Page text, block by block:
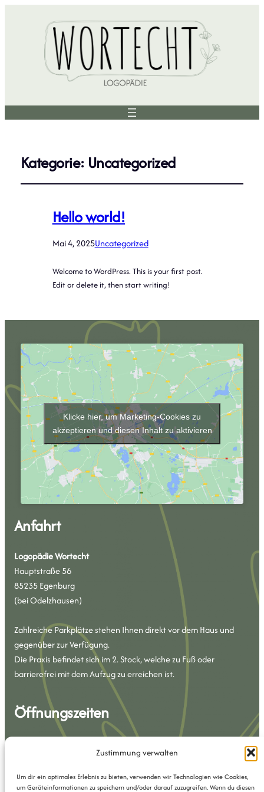
Zustimmung verwalten
Um dir ein optimales Erlebnis zu bieten, verwenden wir Technologien wie Cookies,
um Geräteinformationen zu speichern und/oder darauf zuzugreifen. Wenn du diesen
Kategorie: Uncategorized
Hello world!
Mai 4, 2025Uncategorized
Welcome to WordPress. This is your first post.
Edit or delete it, then start writing!
Klicke hier, um Marketing-Cookies zu
akzeptieren und diesen Inhalt zu aktivieren
Anfahrt
Logopädie Wortecht
Hauptstraße 56
85235 Egenburg
(bei Odelzhausen)
Zahlreiche Parkplätze stehen Ihnen direkt vor dem Haus und
gegenüber zur Verfügung.
Die Praxis befindet sich im 2. Stock, welche zu Fuß oder
barrierefrei mit dem Aufzug zu erreichen ist.
Öffnungszeiten
07.30 – 17.00 Uhr 07.30 – 12.00 Uhr
Kontakt